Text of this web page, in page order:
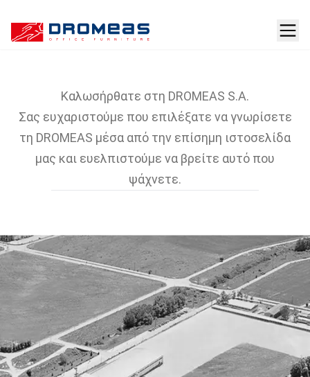
Η Εταιρεία
Καλωσήρθατε στη DROMEAS S.A.
Σας ευχαριστούμε που επιλέξατε να γνωρίσετε
τη DROMEAS μέσα από την επίσημη ιστοσελίδα
μας και ευελπιστούμε να βρείτε αυτό που
ψάχνετε.